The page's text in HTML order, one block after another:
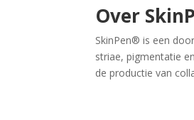
Over
SkinPen® is een
striae, pigmentatie
de productie van